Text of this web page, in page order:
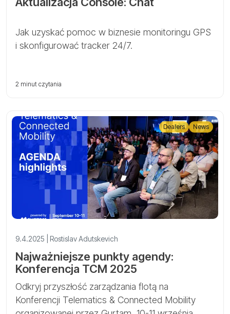
Jak uzyskać pomoc w biznesie monitoringu GPS
i skonfigurować tracker 24/7.
2 minut czytania
9.4.2025 | Rostislav Adutskevich
Najważniejsze punkty agendy:
Konferencja TCM 2025
Odkryj przyszłość zarządzania flotą na
Konferencji Telematics & Connected Mobility
Dealers News